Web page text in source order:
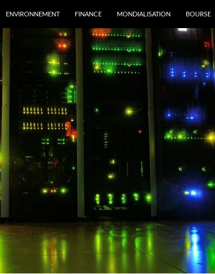
ENVIRONNEMENT FINANCE MONDIALISATION BOURSE